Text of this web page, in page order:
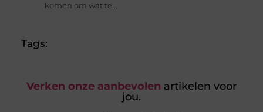
komen om wat te...
Tags:
Verken onze aanbevolen artikelen voor
jou.